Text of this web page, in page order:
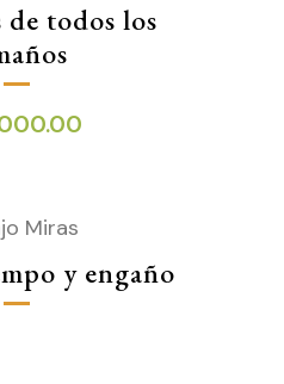
todos los
Miras
y engaño